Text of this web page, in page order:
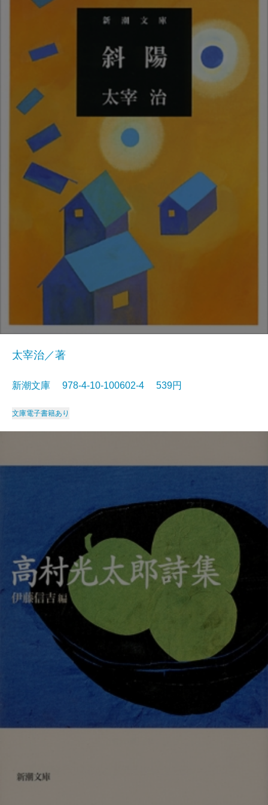
太宰治／著
新潮文庫 978-4-10-100602-4 539円
文庫電子書籍あり